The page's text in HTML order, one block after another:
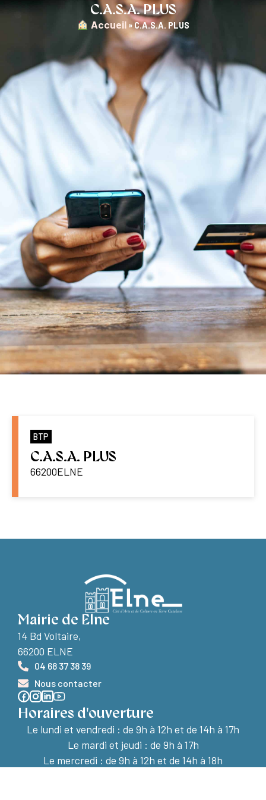
C.A.S.A. PLUS
︎ Accueil » C.A.S.A. PLUS
BTP
C.A.S.A. PLUS
66200ELNE
Mairie de Elne
14 Bd Voltaire,
66200 ELNE
04 68 37 38 39
Nous contacter
Horaires d'ouverture
Le lundi et vendredi : de 9h à 12h et de 14h à 17h
Le mardi et jeudi : de 9h à 17h
Le mercredi : de 9h à 12h et de 14h à 18h